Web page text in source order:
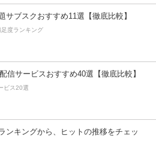
サブスクおすすめ11選【徹底比較】
度ランキング
信サービスおすすめ40選【徹底比較】
ビス20選
ンキングから、ヒットの推移をチェッ